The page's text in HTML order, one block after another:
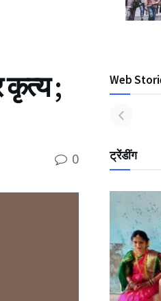
कृत्य ;
0
Web
ट्रेंडींग